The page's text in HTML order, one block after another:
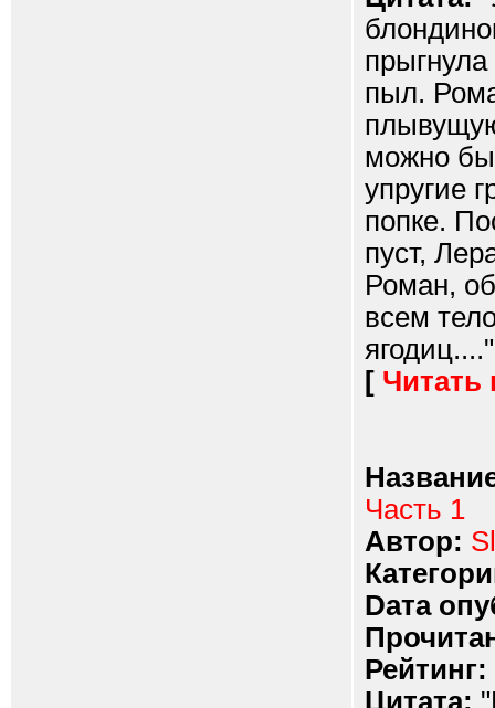
пыл.
можно
упругие
попке.
пуст,
Роман,
всем
ягодиц...."
[ Читать
Часть 1
Автор:
Dата
Рейтинг:
Цитата: